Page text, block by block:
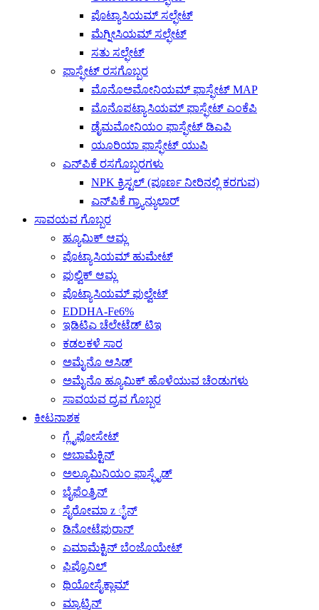
ಪೊಟ್ಯಾಸಿಯಮ್ ಸಲ್ಫೇಟ್
ಮೆಗ್ನೀಸಿಯಮ್ ಸಲ್ಫೇಟ್
ಸತು ಸಲ್ಫೇಟ್
ಫಾಸ್ಫೇಟ್ ರಸಗೊಬ್ಬರ
ಮೊನೊಅಮೋನಿಯಮ್ ಫಾಸ್ಫೇಟ್ MAP
ಮೊನೊಪಟ್ಯಾಸಿಯಮ್ ಫಾಸ್ಫೇಟ್ ಎಂಕೆಪಿ
ಡೈಮಮೋನಿಯಂ ಫಾಸ್ಫೇಟ್ ಡಿಎಪಿ
ಯೂರಿಯಾ ಫಾಸ್ಫೇಟ್ ಯುಪಿ
ಎನ್‌ಪಿಕೆ ರಸಗೊಬ್ಬರಗಳು
NPK ಕ್ರಿಸ್ಟಲ್ (ಪೂರ್ಣ ನೀರಿನಲ್ಲಿ ಕರಗುವ)
ಎನ್‌ಪಿಕೆ ಗ್ರ್ಯಾನ್ಯುಲಾರ್
ಸಾವಯವ ಗೊಬ್ಬರ
ಹ್ಯೂಮಿಕ್ ಆಮ್ಲ
ಪೊಟ್ಯಾಸಿಯಮ್ ಹುಮೇಟ್
ಫುಲ್ವಿಕ್ ಆಮ್ಲ
ಪೊಟ್ಯಾಸಿಯಮ್ ಫುಲ್ವೇಟ್
EDDHA-Fe6%
ಇಡಿಟಿಎ ಚೆಲೇಟೆಡ್ ಟಿಇ
ಕಡಲಕಳೆ ಸಾರ
ಅಮೈನೊ ಆಸಿಡ್
ಅಮೈನೊ ಹ್ಯೂಮಿಕ್ ಹೊಳೆಯುವ ಚೆಂಡುಗಳು
ಸಾವಯವ ದ್ರವ ಗೊಬ್ಬರ
ಕೀಟನಾಶಕ
ಗ್ಲೈಫೋಸೇಟ್
ಅಬಾಮೆಕ್ಟಿನ್
ಅಲ್ಯೂಮಿನಿಯಂ ಫಾಸ್ಫೈಡ್
ಬೈಫೆಂತ್ರಿನ್
ಸೈರೋಮಾ z ೈನ್
ಡಿನೋಟೆಫುರಾನ್
ಎಮಾಮೆಕ್ಟಿನ್ ಬೆಂಜೊಯೇಟ್
ಫಿಪ್ರೊನಿಲ್
ಥಿಯೋಸೈಕ್ಲಾಮ್
ಮ್ಯಾಟ್ರಿನ್